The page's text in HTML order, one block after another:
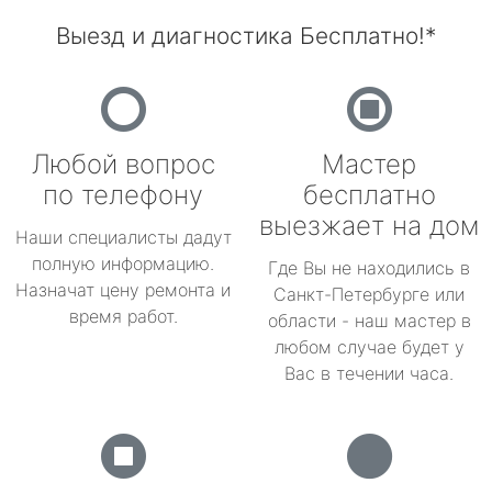
Выезд и диагностика Бесплатно!*
Любой вопрос
по телефону
Наши специалисты дадут
полную информацию.
Назначат цену ремонта и
время работ.
Мастер
бесплатно
выезжает на дом
Где Вы не находились в
Санкт-Петербурге или
области - наш мастер в
любом случае будет у
Вас в течении часа.